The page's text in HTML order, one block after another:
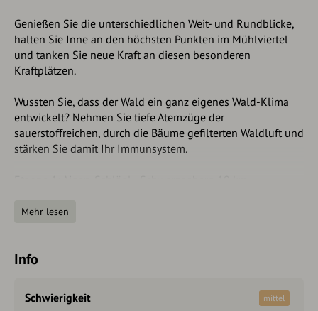
Genießen Sie die unterschiedlichen Weit- und Rundblicke,
halten Sie Inne an den höchsten Punkten im Mühlviertel
und tanken Sie neue Kraft an diesen besonderen
Kraftplätzen.
Wussten Sie, dass der Wald ein ganz eigenes Wald-Klima
entwickelt? Nehmen Sie tiefe Atemzüge der
sauerstoffreichen, durch die Bäume gefilterten Waldluft und
stärken Sie damit Ihr Immunsystem.
Etappe 3: Holzschlag - Hintenberg 16 km
Achtung: Bei der 2. Etappe sollte gutes Schuhwerk
Mehr lesen
Info
Schwierigkeit mittel